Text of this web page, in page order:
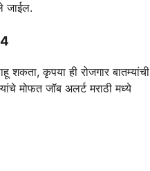
जाईल.
कृपया ही रोजगार बातम्यांची
मोफत जॉब अलर्ट मराठी मध्ये